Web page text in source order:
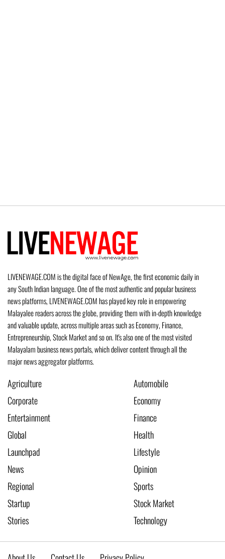
LIVENEWAGE.COM is the digital face of NewAge, the first economic daily in
any South Indian language. One of the most authentic and popular business
news platforms, LIVENEWAGE.COM has played key role in empowering
Malayalee readers across the globe, providing them with in-depth knowledge
and valuable update, across multiple areas such as Economy, Finance,
Entrepreneurship, Stock Market and so on. It's also one of the most visited
Malayalam business news portals, which deliver content through all the
major news aggregator platforms.
Agriculture
Automobile
Corporate
Economy
Entertainment
Finance
Global
Health
Launchpad
Lifestyle
News
Opinion
Regional
Sports
Startup
Stock Market
Stories
Technology